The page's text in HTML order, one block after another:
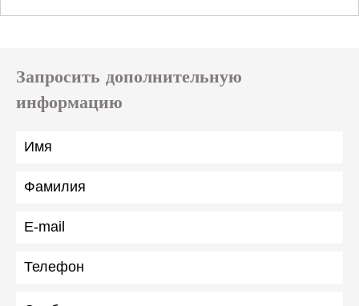
Запросить дополнительную
информацию